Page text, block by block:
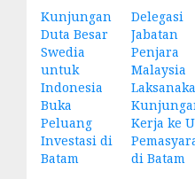
Kunjungan
Duta Besar
Swedia
untuk
Indonesia
Buka
Peluang
Investasi di
Batam
Delegasi
Jabatan
Penjara
Malaysia
Kerja ke
di Batam